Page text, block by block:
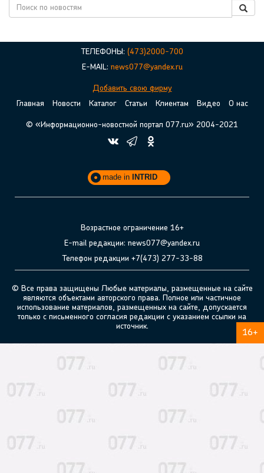
ТЕЛЕФОНЫ: (473)2000-700
E-MAIL: news077@yandex.ru
Добавить свою фирму
Главная
Новости Каталог Статьи Клиентам Видео О нас
© «Информационно-новостной портал 077.ru» 2004-2021
made in INTRID
Возрастное ограничение 16+
E-mail редакции: news077@yandex.ru
Телефон редакции +7(473) 277-33-88
© Все права защищены Любые материалы, размещенные на сайте
являются объектами авторского права. Полное или частичное
использование материалов, размещенных на сайте, допускается
только с письменного согласия редакции с указанием ссылки на
источник.
16+